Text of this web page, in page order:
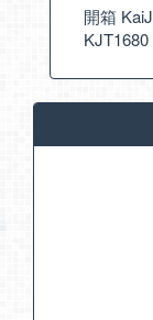
開箱
KJT1680